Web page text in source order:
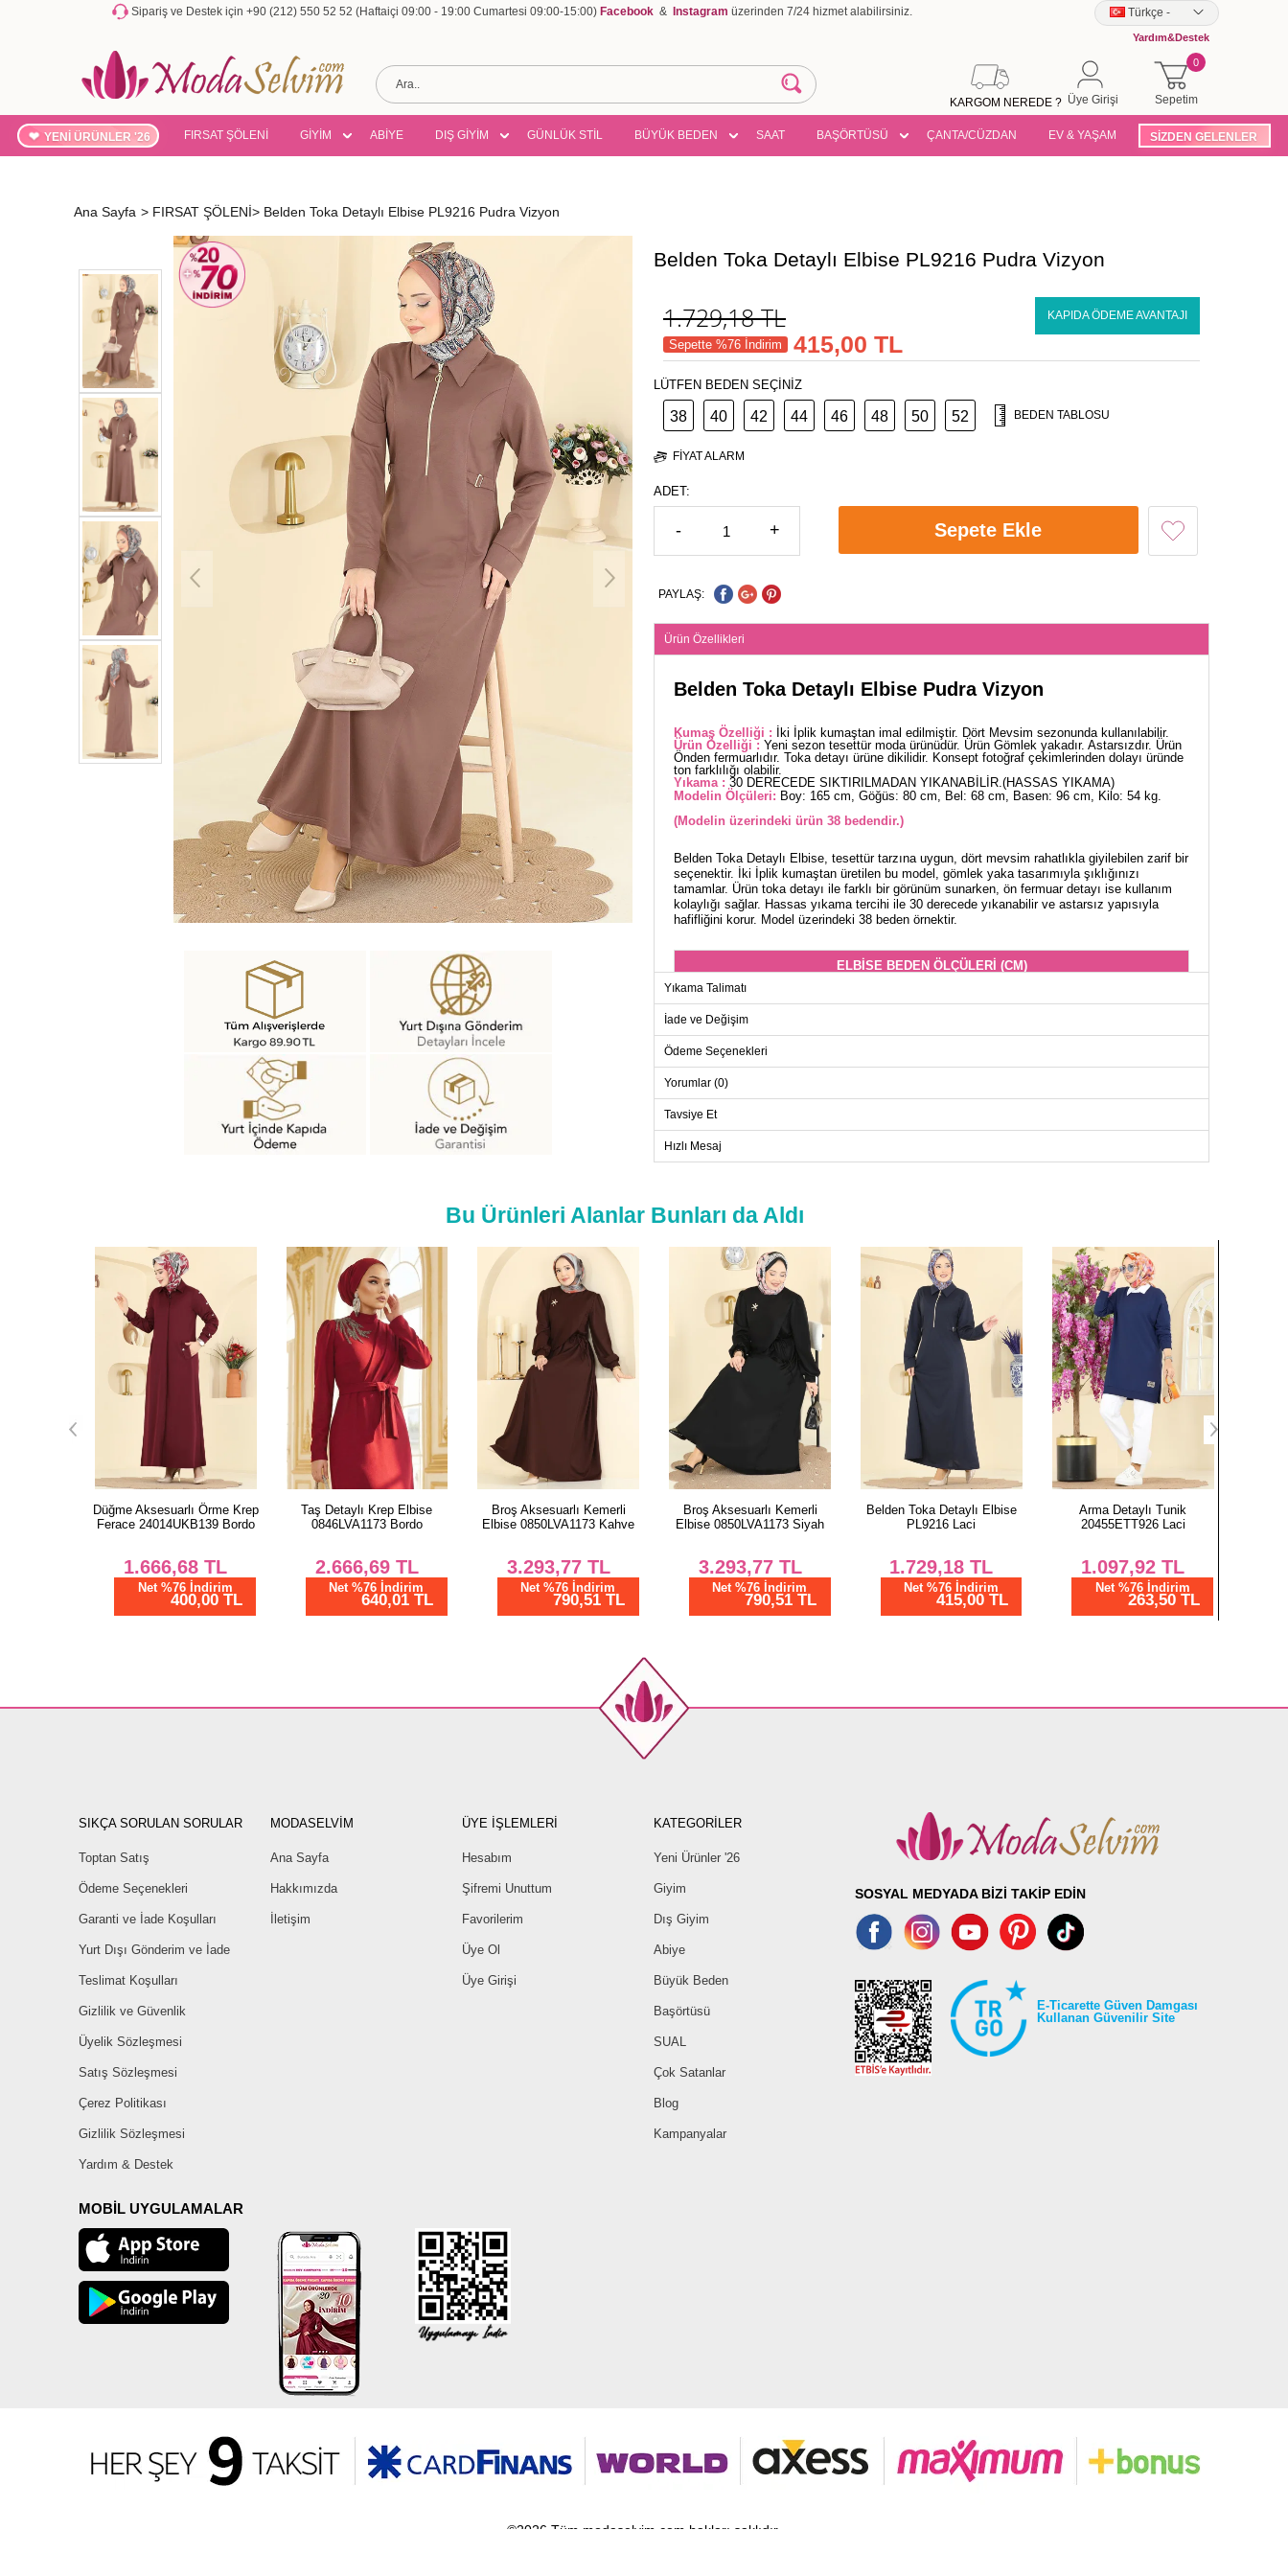
Sipariş ve Destek için +90 (212) 550 52 52 (Haftaiçi 09:00 - 19:00 Cumartesi 09:00-15:00) Facebook & Instagram üzerinden 7/24 hizmet alabilirsiniz. Türkçe -
Yardım&Destek
Sepetim
0
Üye Girişi
KARGOM NEREDE ?
YENİ ÜRÜNLER '26 FIRSAT ŞÖLENİ GİYİM ABİYE DIŞ GİYİM GÜNLÜK STİL BÜYÜK BEDEN SAAT BAŞÖRTÜSÜ ÇANTA/CÜZDAN EV & YAŞAM SİZDEN GELENLER
Ana Sayfa > FIRSAT ŞÖLENİ> Belden Toka Detaylı Elbise PL9216 Pudra Vizyon
Belden Toka Detaylı Elbise PL9216 Pudra Vizyon
1.729,18TL KAPIDA ÖDEME AVANTAJI
Sepette %76 İndirim 415,00 TL
LÜTFEN BEDEN SEÇİNİZ
38 40 42 44 46 48 50 52 BEDEN TABLOSU
FIYAT ALARM
ADET:
- + Sepete Ekle
PAYLAŞ:
Ürün Özellikleri
Belden Toka Detaylı Elbise Pudra Vizyon
Kumaş Özelliği :
İki İplik kumaştan imal edilmiştir. Dört Mevsim sezonunda kullanılabilir.
Ürün Özelliği : Yeni sezon tesettür moda ürünüdür. Ürün Gömlek yakadır. Astarsızdır. Ürün
Önden fermuarlıdır. Toka detayı ürüne dikilidir. Konsept fotoğraf çekimlerinden dolayı üründe
ton farklılığı olabilir.
Yıkama : 30 DERECEDE SIKTIRILMADAN YIKANABİLİR.(HASSAS YIKAMA)
Modelin Ölçüleri: Boy: 165 cm, Göğüs: 80 cm, Bel: 68 cm, Basen: 96 cm, Kilo: 54 kg.
(Modelin üzerindeki ürün 38 bedendir.)
Belden Toka Detaylı Elbise, tesettür tarzına uygun, dört mevsim rahatlıkla giyilebilen zarif bir
seçenektir. İki İplik kumaştan üretilen bu model, gömlek yaka tasarımıyla şıklığınızı
tamamlar. Ürün toka detayı ile farklı bir görünüm sunarken, ön fermuar detayı ise kullanım
kolaylığı sağlar. Hassas yıkama tercihi ile 30 derecede yıkanabilir ve astarsız yapısıyla
hafifliğini korur. Model üzerindeki 38 beden örnektir.
ELBİSE BEDEN ÖLÇÜLERİ (CM)
Beden
40
42
104 92
135
Yıkama Talimatı
İade ve Değişim
Ödeme Seçenekleri
Yorumlar (0)
Tavsiye Et
Hızlı Mesaj
Bu Ürünleri Alanlar Bunları da Aldı
Düğme Aksesuarlı Örme Krep
Ferace 24014UKB139 Bordo
1.666,68TL
Net %76 İndirim
400,00 TL
Taş Detaylı Krep Elbise
0846LVA1173 Bordo
2.666,69TL
Net %76 İndirim
640,01 TL
Broş Aksesuarlı Kemerli
Elbise 0850LVA1173 Kahve
3.293,77TL
Net %76 İndirim
790,51 TL
Broş Aksesuarlı Kemerli
Elbise 0850LVA1173 Siyah
3.293,77TL
Net %76 İndirim
790,51 TL
Belden Toka Detaylı Elbise
PL9216 Laci
1.729,18TL
Net %76 İndirim
415,00 TL
Arma Detaylı Tunik
20455ETT926 Laci
1.097,92TL
Net %76 İndirim
263,50 TL
SIKÇA SORULAN SORULAR
Toptan Satış
Ödeme Seçenekleri
Garanti ve İade Koşulları
Yurt Dışı Gönderim ve İade
Teslimat Koşulları
Gizlilik ve Güvenlik
Üyelik Sözleşmesi
Satış Sözleşmesi
Çerez Politikası
Gizlilik Sözleşmesi
Yardım & Destek
MODASELVİM
Ana Sayfa
Hakkımızda
İletişim
ÜYE İŞLEMLERİ
Hesabım
Şifremi Unuttum
Favorilerim
Üye Ol
Üye Girişi
KATEGORİLER
Yeni Ürünler '26
Giyim
Dış Giyim
Abiye
Büyük Beden
Başörtüsü
SUAL
Çok Satanlar
Blog
Kampanyalar
MOBİL UYGULAMALAR
SOSYAL MEDYADA BİZİ TAKİP EDİN
E-Ticarette Güven Damgası
Kullanan Güvenilir Site
©2026 Tüm modaselvim.com hakları saklıdır.